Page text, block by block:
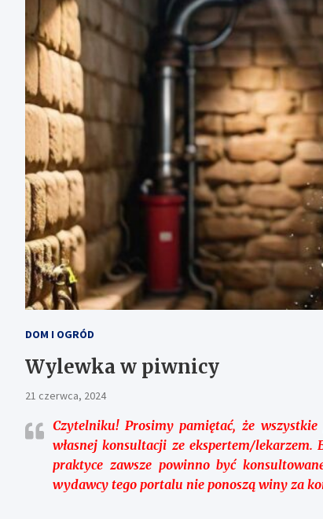
DOM I OGRÓD
Wylewka w piwnicy
21 czerwca, 2024
Czytelniku!Prosimy pamiętać, że
własnej konsultacji ze ekspertem/
praktyce zawsze powinno być
wydawcy tego portalu nie ponoszą winy za